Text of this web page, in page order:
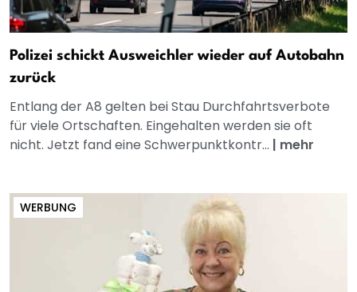
Polizei schickt Ausweichler wieder auf Autobahn
zurück
Entlang der A8 gelten bei Stau Durchfahrtsverbote
für viele Ortschaften. Eingehalten werden sie oft
nicht. Jetzt fand eine Schwerpunktkontr... | mehr
WERBUNG